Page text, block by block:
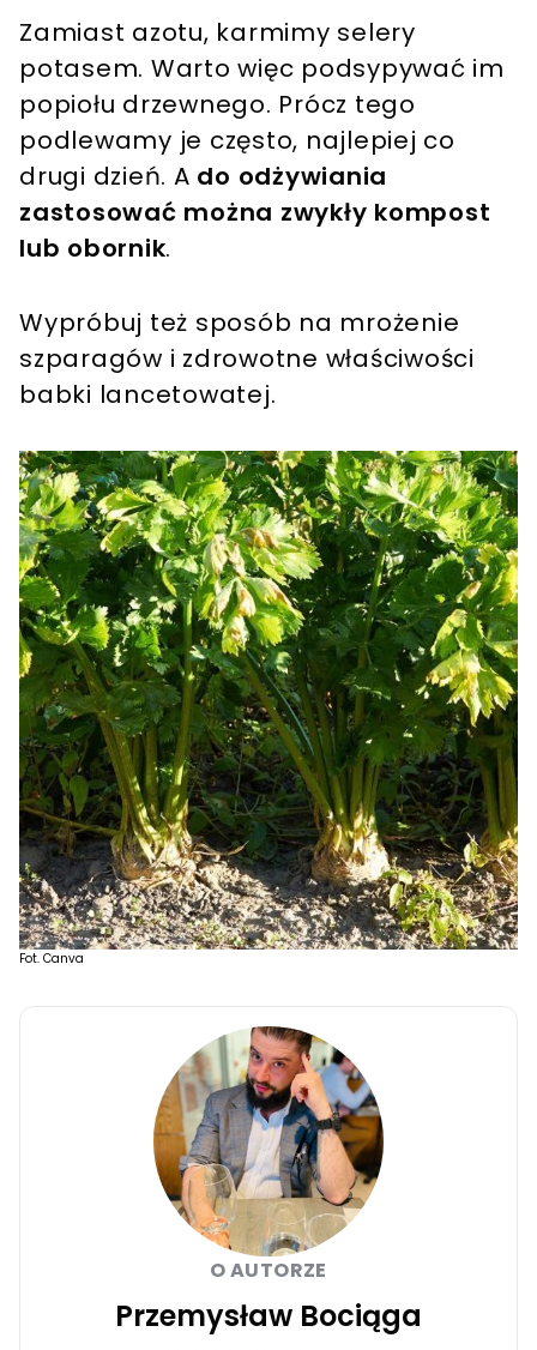
Zamiast azotu, karmimy selery
potasem. Warto więc podsypywać im
popiołu drzewnego. Prócz tego
podlewamy je często, najlepiej co
drugi dzień. A do odżywiania
zastosować można zwykły kompost
lub obornik.
Wypróbuj też sposób na mrożenie
szparagów i zdrowotne właściwości
babki lancetowatej.
Fot. Canva
O AUTORZE
Przemysław Bociąga